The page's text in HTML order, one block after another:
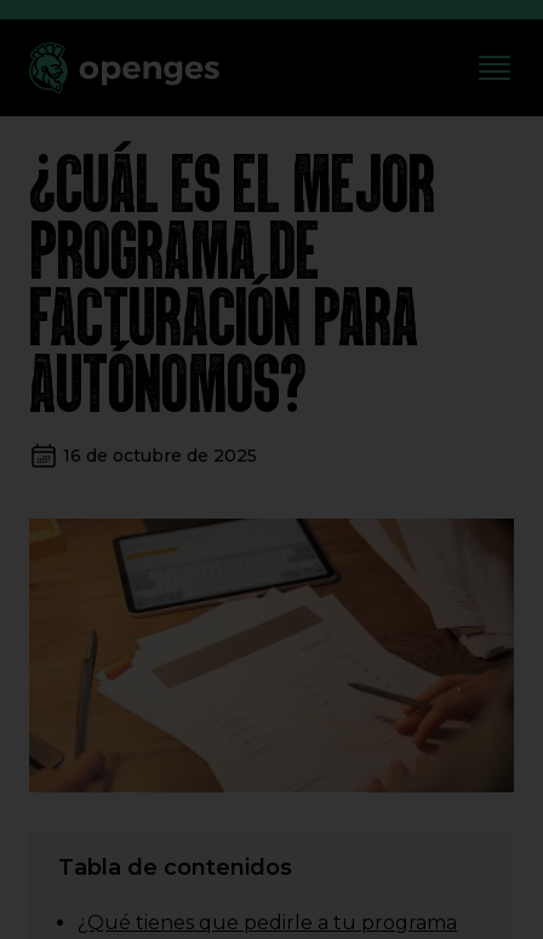
¿CUÁL ES EL MEJOR
PROGRAMA DE
FACTURACIÓN PARA
AUTÓNOMOS?
16 de octubre de 2025
Tabla de contenidos
¿Qué tienes que pedirle a tu programa